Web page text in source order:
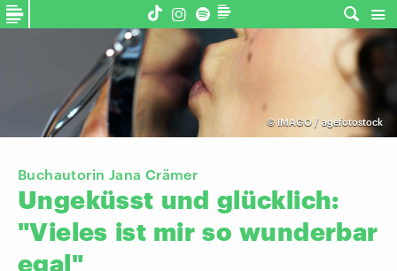
© IMAGO / agefotostock
Buchautorin Jana Crämer
Ungeküsst und glücklich:
"Vieles ist mir so wunderbar
egal"